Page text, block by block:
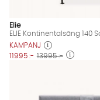
Elie
ELIE Kontinentalsäng 140
KAMPANJ
11995 :- 13995 :-